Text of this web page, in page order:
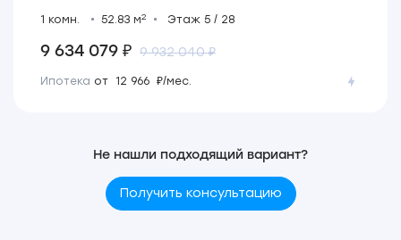
1 комн. 52.83 м2 Этаж 5 / 28
9 634 079 ₽ 9 932 040 ₽
Ипотека от 12 966 ₽/мес.
Не нашли подходящий вариант?
Получить консультацию